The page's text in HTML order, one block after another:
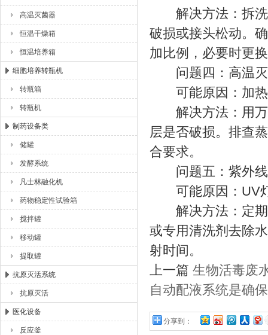
高温灭菌器
恒温干燥箱
恒温培养箱
细胞培养转瓶机
转瓶箱
转瓶机
制药设备类
储罐
发酵系统
凡士林融化机
药物稳定性试验箱
搅拌罐
移动罐
提取罐
抗原灭活系统
抗原灭活
医化设备
反应釜
解决方法：拆洗
破损或接头松动。
加比例，必要时更
问题四：高温灭
可能原因：加热
解决方法：用万
层是否破损。排查
合要求。
问题五：紫外线
可能原因：UV灯
解决方法：定期
或专用清洗剂去除
射时间。
上一篇 生物活毒废
自动配液系统是确
分享到：